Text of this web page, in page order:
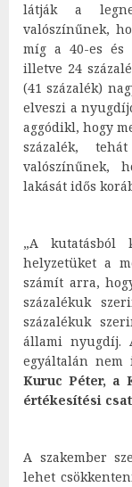
látják a
valószínűnek,
míg a 40-es és
illetve 24
(41 százalék)
elveszi a
aggódikl, hogy
százalék,
valószínűnek,
lakását idős
„A kutatásból
helyzetüket a
számít arra,
százalékuk
százalékuk
állami nyugdíj.
egyáltalán nem
Kuruc Péter, a
értékesítési
A szakember
lehet